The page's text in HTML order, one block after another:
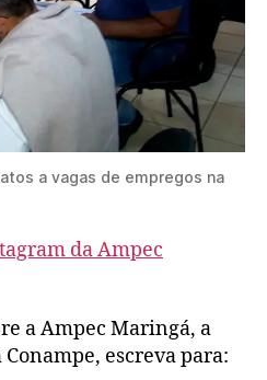
a vagas de empregos na
da Ampec
a Ampec Maringá, a
escreva para: